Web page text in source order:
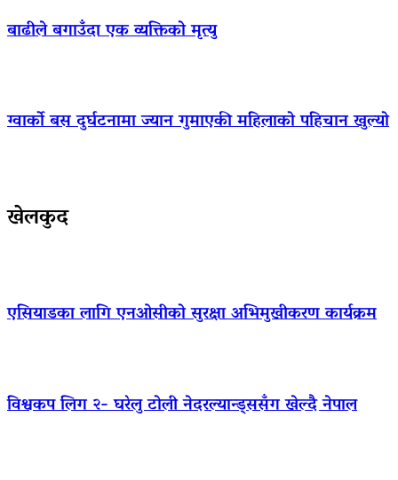
बाढीले बगाउँदा एक व्यक्तिको मृत्यु
ग्वार्को बस दुर्घटनामा ज्यान गुमाएकी महिलाको पहिचान खुल्यो
खेलकुद
एसियाडका लागि एनओसीको सुरक्षा अभिमुखीकरण कार्यक्रम
विश्वकप लिग २- घरेलु टोली नेदरल्यान्ड्ससँग खेल्दै नेपाल